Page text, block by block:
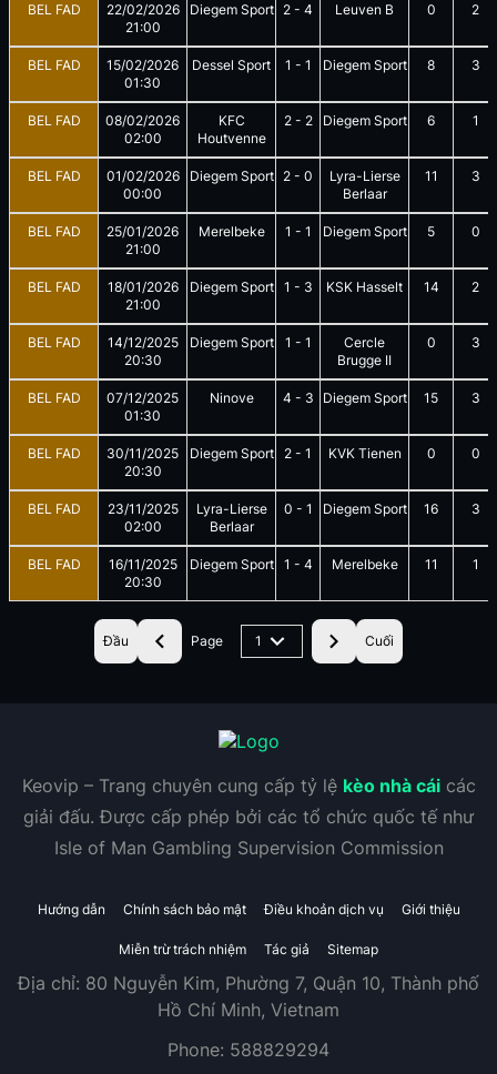
BEL FAD
22/02/2026
21:00
Diegem Sport 2 - 4 Leuven B 0 2
BEL FAD
15/02/2026
01:30
Dessel Sport 1 - 1 Diegem Sport 8 3
BEL FAD
08/02/2026
02:00
KFC
Houtvenne
2- 2 Diegem Sport 6 1
BEL FAD
01/02/2026
00:00
Diegem Sport 2 - 0
Lyra-Lierse
Berlaar
11 3
BEL FAD
25/01/2026
21:00
Merelbeke 1 - 1 Diegem Sport 5 0
BEL FAD
18/01/2026
21:00
Diegem Sport 1 - 3 KSK Hasselt 14 2
BEL FAD
14/12/2025
20:30
Diegem Sport 1 - 1
Cercle
Brugge II
0 3
BEL FAD
07/12/2025
01:30
Ninove 4 - 3 Diegem Sport 15 3
BEL FAD
30/11/2025
20:30
Diegem Sport 2 - 1 KVK Tienen 0 0
BEL FAD
23/11/2025
02:00
Lyra-Lierse
Berlaar
0 - 1 Diegem Sport 16 3
BEL FAD
16/11/2025
20:30
Diegem Sport 1 - 4 Merelbeke 11 1
Đầu Page 1 Cuối
Keovip – Trang chuyên cung cấp tỷ lệ kèo nhà cáicác
giải đấu. Được cấp phép bởi các tổ chức quốc tế như
Isle of Man Gambling Supervision Commission
Hướng dẫn Chính sách bảo mật Điều khoản dịch vụ Giới thiệu
Miễn trừ trách nhiệm Tác giả Sitemap
Địa chỉ: 80 Nguyễn Kim, Phường 7, Quận 10, Thành phố
Hồ Chí Minh, Vietnam
Phone: 588829294